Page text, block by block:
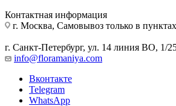
Контактная информация
г. Москва, Самовывоз только в
г. Санкт-Петербург, ул. 14 линия ВО, 1/
info@floramaniya.com
Вконтакте
Telegram
WhatsApp